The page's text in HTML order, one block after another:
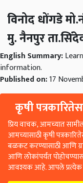
विनोद धोंगडे
मु. नैनपुर
English Summary:
information.
Published on:
कृषी
प्रिय वाचक, आमच्यात
आमच्यासाठी कृषी
बळकट करण्यासाठी आणि
आणि लोकांपर्यंत
आवश्यक आहे. आपले प्रत्येक
आपण आम्हाला